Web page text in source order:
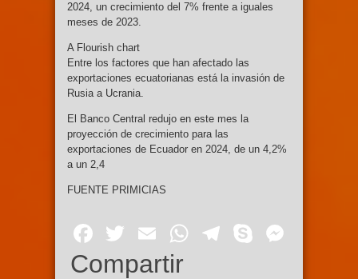
2024, un crecimiento del 7% frente a iguales
meses de 2023.
A Flourish chart
Entre los factores que han afectado las
exportaciones ecuatorianas está la invasión de
Rusia a Ucrania.
El Banco Central redujo en este mes la
proyección de crecimiento para las
exportaciones de Ecuador en 2024, de un 4,2%
a un 2,4
FUENTE PRIMICIAS
Facebook
Twitter
EmailWhatsApp
Telegram
Skype
Compartir